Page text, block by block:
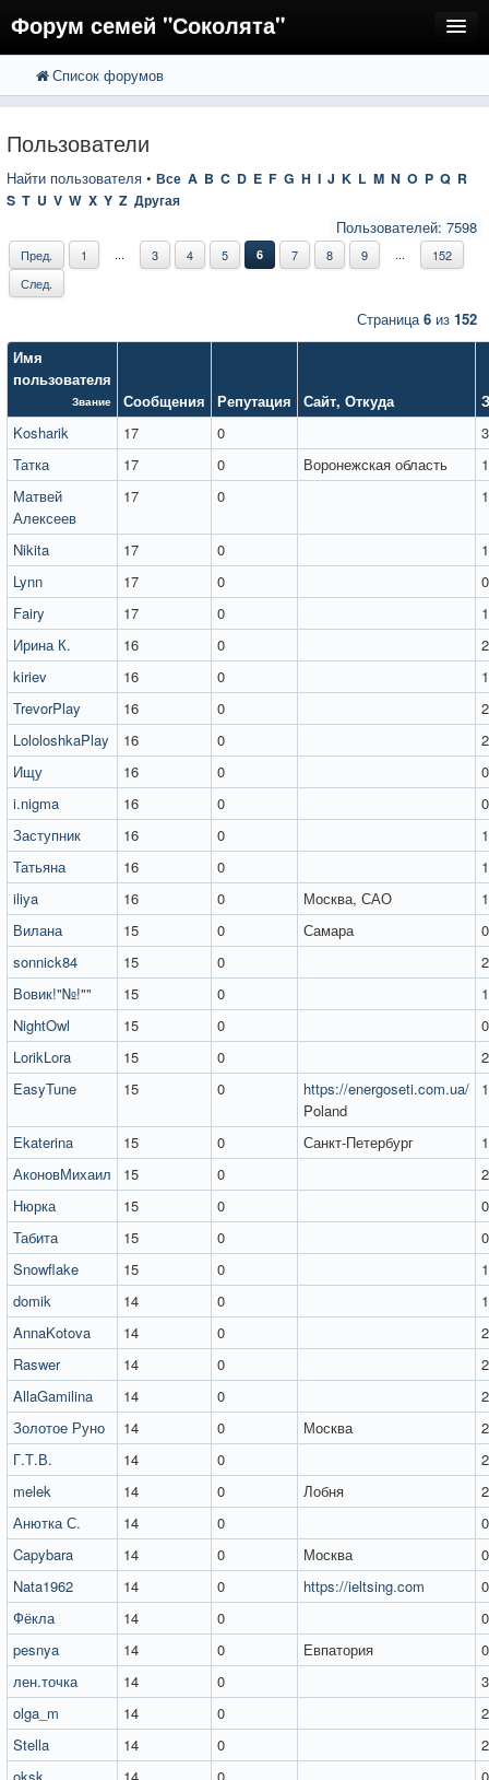
Форум семей "Соколята"
FAQ
Вход
Список форумов
Пользователи
Найти пользователя • Все A B C D E F G H I J K L M N O P Q R
S T U V W X Y Z Другая
Пользователей: 7598
Пред. 1 ... 3 4 5 6 7 8 9 ...
152
След.
Страница6 из 152
Имя
пользователя
Звание Сообщения Репутация Сайт, Откуда
Kosharik
17 0
Татка
17 0 Воронежская область
Матвей
Алексеев
17 0
Nikita 17 0
Lynn
17 0
Fairy
17 0
Ирина К.
16 0
kiriev
16 0
TrevorPlay
16 0
LololoshkaPlay
16 0
Ищу
16 0
i.nigma
16 0
Заступник
16 0
Татьяна
16 0
iliya
16 0 Москва, САО
Вилана
15 0 Самара
sonnick84
15 0
Вовик!"№!""
15 0
NightOwl
15 0
LorikLora
15 0
EasyTune
15 0
https://energoseti.com.ua/
Poland
Ekaterina 15 0 Санкт-Петербург
АконовМихаил
15 0
Нюрка
15 0
Табита
15 0
Snowflake
15 0
domik
14 0
AnnaKotova
14 0
Raswer
14 0
AllaGamilina
14 0
Золотое Руно
14 0 Москва
Г.Т.В.
14 0
melek
14 0 Лобня
Анютка С.
14 0
Capybara
14 0 Москва
Nata1962
14 0 https://ieltsing.com
Фёкла
14 0
pesnya
14 0 Евпатория
лен.точка
14 0
olga_m
14 0
Stella
14 0